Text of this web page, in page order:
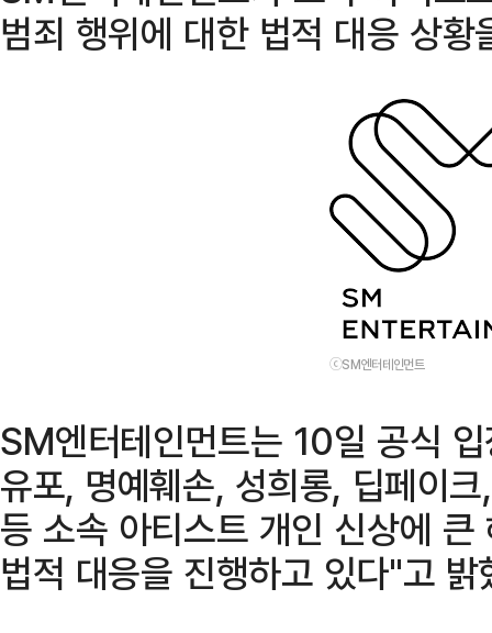
범죄 행위에 대한 법적 대응 상황
ⓒSM엔터테인먼트
SM엔터테인먼트는 10일 공식
유포, 명예훼손, 성희롱, 딥페이
등 소속 아티스트 개인 신상에
법적 대응을 진행하고 있다"고 밝